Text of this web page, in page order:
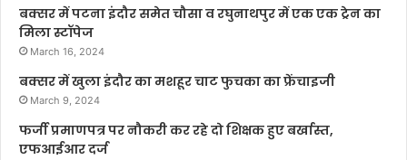
बक्सर में पटना इंदौर समेत चौसा व रघुनाथपुर में एक एक ट्रेन का
मिला स्टॉपेज
March 16, 2024
बक्सर में खुला इंदौर का मशहूर चाट फुचका का फ्रेंचाइजी
March 9, 2024
फर्जी प्रमाणपत्र पर नौकरी कर रहे दो शिक्षक हुए बर्खास्त,
एफआईआर दर्ज